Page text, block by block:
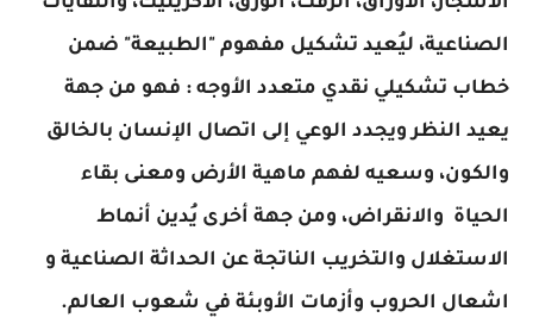
الصناعية، ليُعيد تشكيل مفهوم "الطبيعة" ضمن
خطاب تشكيلي نقدي متعدد الأوجه : فهو من جهة
يعيد النظر ويجدد الوعي إلى اتصال الإنسان بالخالق
والكون، وسعيه لفهم ماهية الأرض ومعنى بقاء
الحياة والانقراض، ومن جهة أخرى يُدين أنماط
الاستغلال والتخريب الناتجة عن الحداثة الصناعية و
اشعال الحروب وأزمات الأوبئة في شعوب العالم.